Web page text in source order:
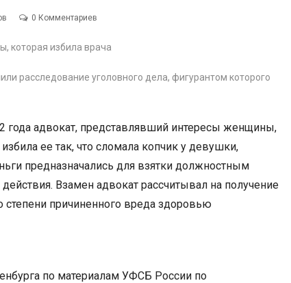
0 Комментариев
расследование уголовного дела, фигурантом которого
года адвокат, представлявший интересы женщины,
ее так, что сломала копчик у девушки,
предназначались для взятки должностным
Взамен адвокат рассчитывал на получение
причиненного вреда здоровью
по материалам УФСБ России по